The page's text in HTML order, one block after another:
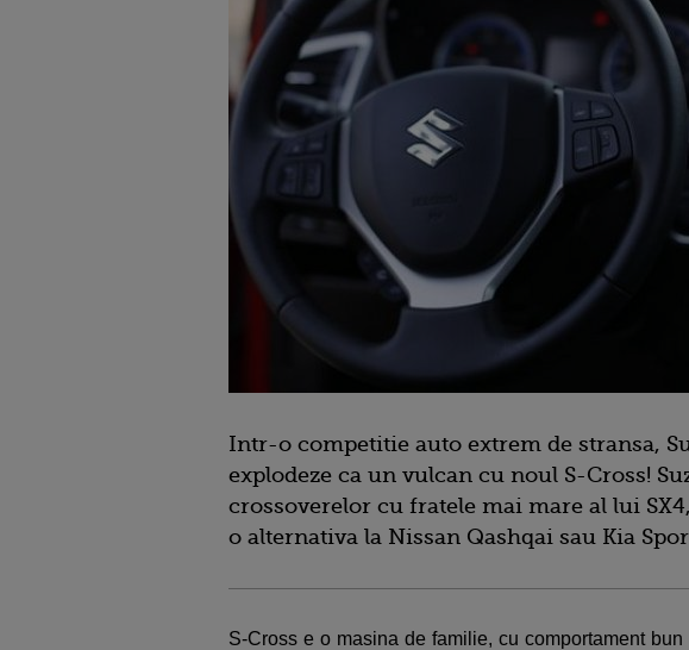
Intr-o competitie auto extrem de stransa,
explodeze ca un vulcan cu noul S-Cross!
crossoverelor cu fratele mai mare al lui
o alternativa la Nissan Qashqai sau Kia
S-Cross e o masina de familie, cu comportament